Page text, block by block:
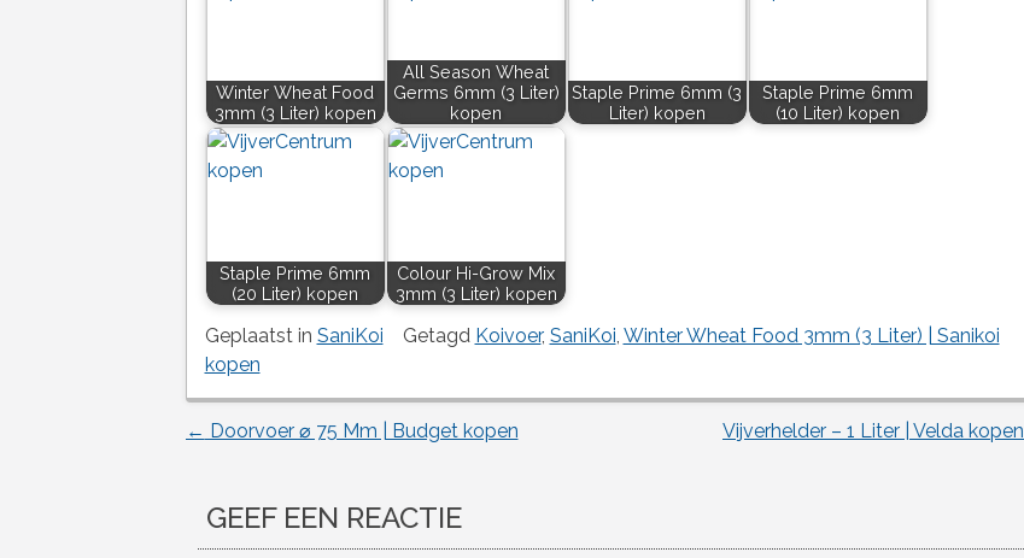
Winter Wheat Food
3mm (3 Liter) kopen
All Season Wheat
Germs 6mm (3 Liter)
kopen
Staple Prime 6mm (3
Liter) kopen
Staple Prime 6mm
(10 Liter) kopen
Staple Prime 6mm
(20 Liter) kopen
Colour Hi-Grow Mix
3mm (3 Liter) kopen
Geplaatst in SaniKoi Getagd Koivoer, SaniKoi Winter Wheat Food 3mm (3 Liter) | Sanikoi
kopen
Berichtnavigatie
← Doorvoer ⌀ 75 Mm | Budget kopen Vijverhelder – 1 Liter | Velda kopen
GEEF EEN REACTIE